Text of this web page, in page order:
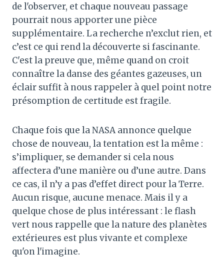
de l'observer, et chaque nouveau passage
pourrait nous apporter une pièce
supplémentaire. La recherche n’exclut rien, et
c’est ce qui rend la découverte si fascinante.
C'est la preuve que, même quand on croit
connaître la danse des géantes gazeuses, un
éclair suffit à nous rappeler à quel point notre
présomption de certitude est fragile.
Chaque fois que la NASA annonce quelque
chose de nouveau, la tentation est la même :
s’impliquer, se demander si cela nous
affectera d’une manière ou d’une autre. Dans
ce cas, il n’y a pas d’effet direct pour la Terre.
Aucun risque, aucune menace. Mais il y a
quelque chose de plus intéressant : le flash
vert nous rappelle que la nature des planètes
extérieures est plus vivante et complexe
qu'on l'imagine.